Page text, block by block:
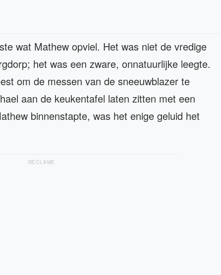
wat Mathew opviel. Het was niet de vredige
het was een zware, onnatuurlijke leegte.
om de messen van de sneeuwblazer te
aan de keukentafel laten zitten met een
binnenstapte, was het enige geluid het
RECLAME